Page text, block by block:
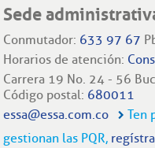
Sede
Conmutador: 633 97 67
Horarios de atención:
Carrera 19 No. 24 - 56
Código postal: 680011
essa@essa.com.co
Ten
gestionan las PQR,